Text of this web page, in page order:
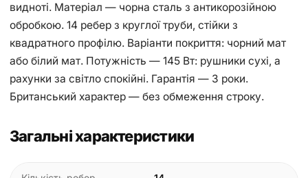
видноті. Матеріал — чорна сталь з антикорозійною
обробкою. 14 ребер з круглої труби, стійки з
квадратного профілю. Варіанти покриття: чорний мат
або білий мат. Потужність — 145 Вт: рушники сухі, а
рахунки за світло спокійні. Гарантія — 3 роки.
Британський характер — без обмеження строку.
Загальні характеристики